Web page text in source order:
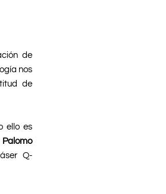
de
nos
de
ello es
Q-